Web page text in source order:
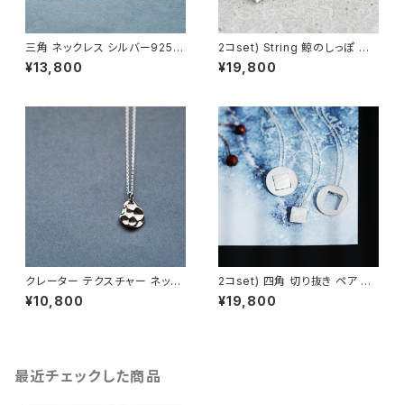
三角 ネックレス シルバー925
メンズ ユニセックス
¥13,800
2コset) String 鯨のしっぽ ペ
ア ネックレス シルバー925
¥19,800
クレーター テクスチャー ネック
レス シルバー925 メンズ ユニ
セックス
¥10,800
2コset) 四角 切り抜き ペア ネ
ックレス シルバー925
¥19,800
最近チェックした商品